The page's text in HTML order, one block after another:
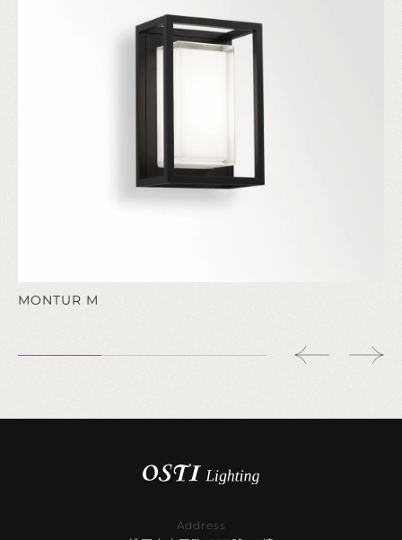
MONTUR M
Address